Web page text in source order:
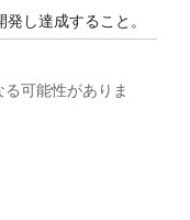
し達成すること。
可能性がありま